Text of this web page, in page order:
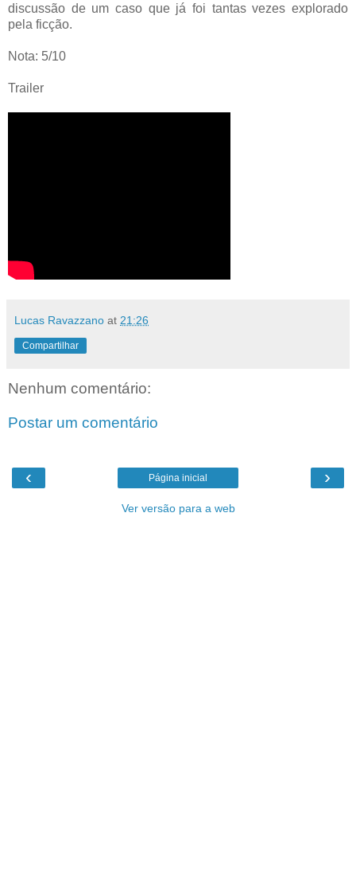
discussão de um caso que já foi tantas vezes explorado
pela ficção.
Nota: 5/10
Trailer
Lucas Ravazzano at 21:26
Compartilhar
Nenhum comentário:
Postar um comentário
‹ ›
Página inicial
Ver versão para a web